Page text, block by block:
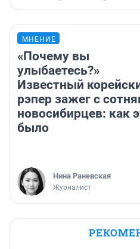
МНЕНИЕ
«Почему вы
улыбаетесь?»
Известный
рэпер зажег с
новосибирцев: как
было
Нина Раневская
Журналист